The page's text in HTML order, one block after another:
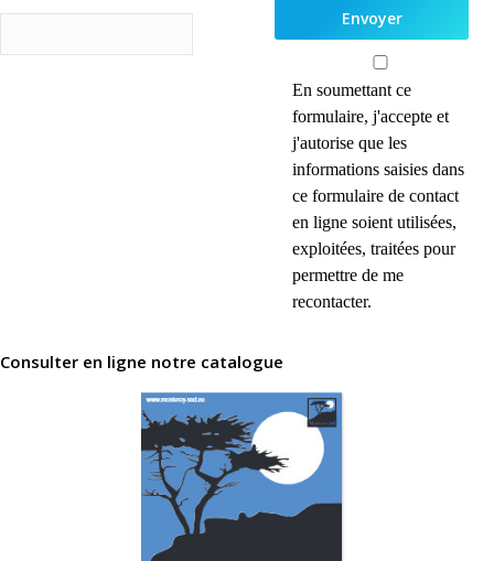
En soumettant ce
formulaire, j'accepte et
j'autorise que les
informations saisies dans
ce formulaire de contact
en ligne soient utilisées,
exploitées, traitées pour
permettre de me
recontacter.
Consulter en ligne notre catalogue